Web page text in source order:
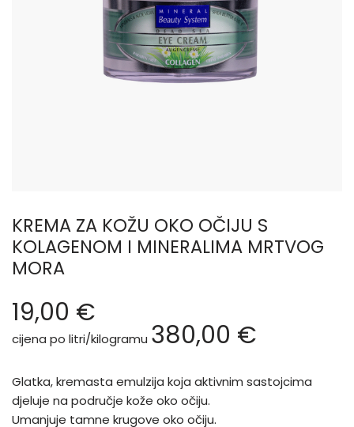
KREMA ZA KOŽU OKO OČIJU S
KOLAGENOM I MINERALIMA MRTVOG
MORA
19,00 €
cijena po litri/kilogramu 380,00 €
Glatka, kremasta emulzija koja aktivnim sastojcima
djeluje na područje kože oko očiju.
Umanjuje tamne krugove oko očiju.